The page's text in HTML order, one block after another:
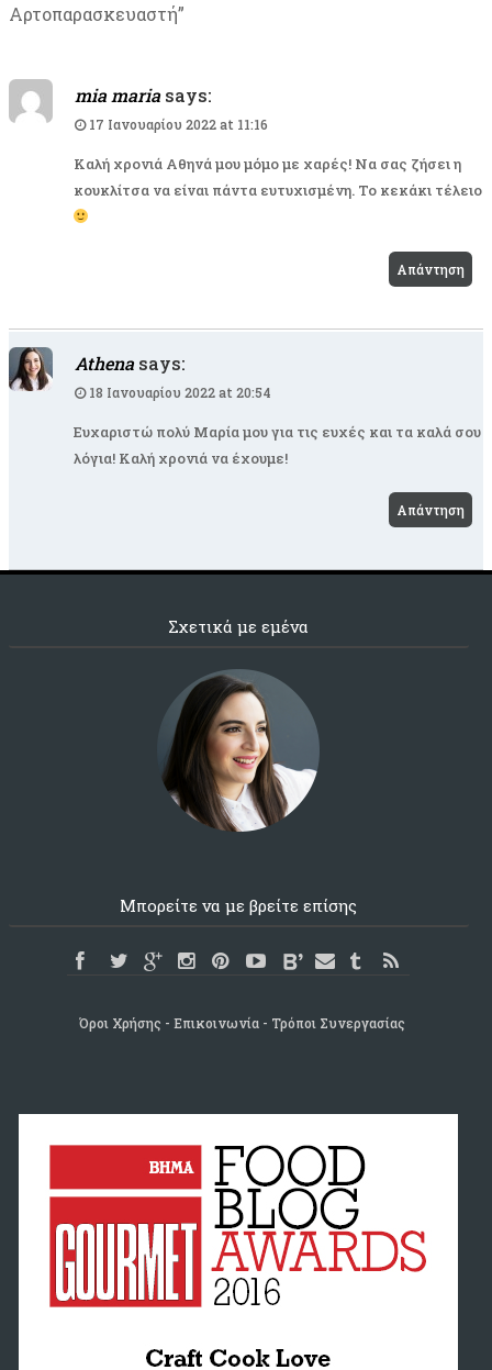
Αρτοπαρασκευαστή”
mia maria says:
17 Ιανουαρίου 2022 at 11:16
Καλή χρονιά Αθηνά μου μόμο με χαρές! Να σας ζήσει η
κουκλίτσα να είναι πάντα ευτυχισμένη. Το κεκάκι τέλειο
Απάντηση
Athena says:
18 Ιανουαρίου 2022 at 20:54
Ευχαριστώ πολύ Μαρία μου για τις ευχές και τα καλά σου
λόγια! Καλή χρονιά να έχουμε!
Απάντηση
Σχετικά με εμένα
Μπορείτε να με βρείτε επίσης
Όροι Χρήσης Επικοινωνία Τρόποι Συνεργασίας